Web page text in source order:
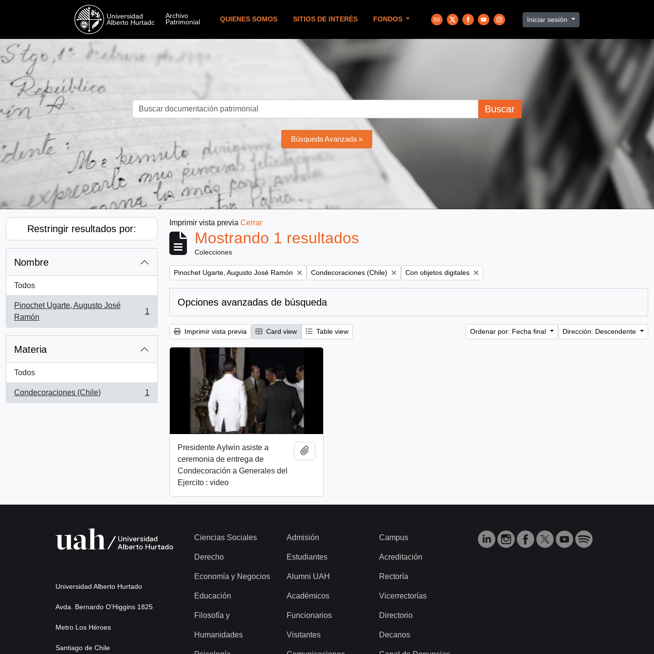
QUIENES SOMOS SITIOS DE INTERÉS FONDOS Iniciar sesión
Buscar
Búsqueda Avanzada »
Restringir resultados por:
Nombre
Todos
Pinochet Ugarte, Augusto José
Ramón
, 1 resultados
1
Materia
Todos
Condecoraciones (Chile)
, 1 resultados
1
Imprimir vista previa Cerrar
Mostrando 1 resultados
Colecciones
Remove filter:
Pinochet Ugarte, Augusto José Ramón Remove filter:
Condecoraciones (Chile) Remove filter:
Con objetos digitales
Opciones avanzadas de búsqueda
Imprimir vista previa Card view Table view Ordenar por: Fecha final Dirección: Descendente
Presidente Aylwin asiste a
ceremonia de entrega de
Condecoración a Generales del
Ejercito : video
Universidad Alberto Hurtado
Avda. Bernardo O’Higgins 1825
Metro Los Héroes
Santiago de Chile
Ciencias Sociales
Derecho
Economía y Negocios
Educación
Filosofía y
Humanidades
Admisión
Estudiantes
Alumni UAH
Académicos
Funcionarios
Visitantes
Campus
Acreditación
Rectoría
Vicerrectorías
Directorio
Decanos